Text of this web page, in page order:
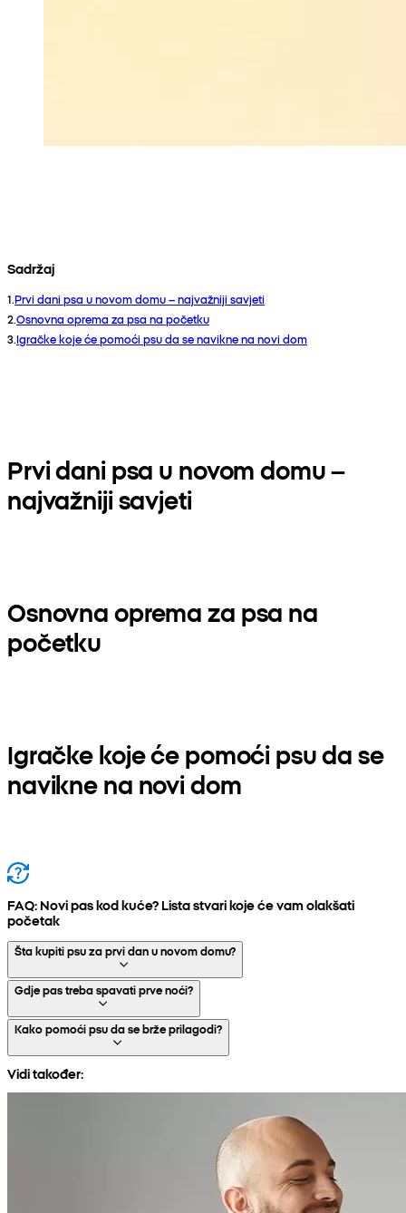
Sadržaj
1.Prvi dani psa u novom domu – najvažniji savjeti
2.Osnovna oprema za psa na početku
3.Igračke koje će pomoći psu da se navikne na novi dom
Prvi dani psa u novom domu –
najvažniji savjeti
Osnovna oprema za psa na
početku
Igračke koje će pomoći psu da se
navikne na novi dom
FAQ: Novi pas kod kuće? Lista stvari koje će vam olakšati
početak
Šta kupiti psu za prvi dan u novom domu?
Gdje pas treba spavati prve noći?
Kako pomoći psu da se brže prilagodi?
Vidi također: